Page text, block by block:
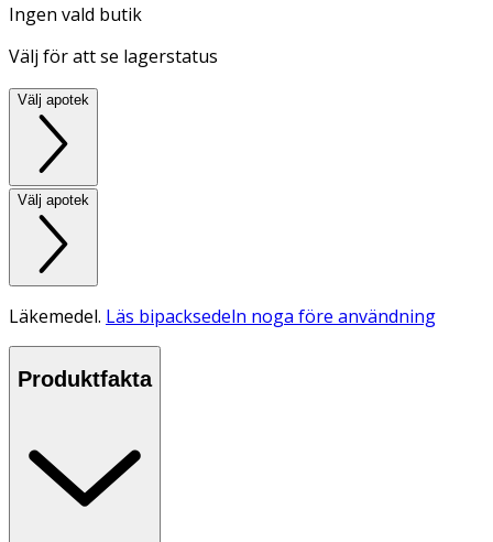
Ingen vald butik
Välj för att se lagerstatus
Välj apotek
Välj apotek
Läkemedel. Läs bipacksedeln noga före användning
Produktfakta